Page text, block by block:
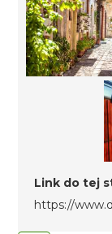
Link do tej
https://